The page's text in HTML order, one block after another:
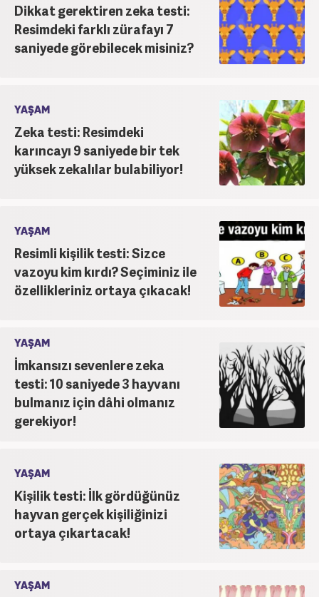
Dikkat gerektiren zeka testi:
Resimdeki farklı zürafayı 7
saniyede görebilecek misiniz?
YAŞAM
Zeka testi: Resimdeki
karıncayı 9 saniyede bir tek
yüksek zekalılar bulabiliyor!
YAŞAM
Resimli kişilik testi: Sizce
vazoyu kim kırdı? Seçiminiz ile
özellikleriniz ortaya çıkacak!
YAŞAM
İmkansızı sevenlere zeka
testi: 10 saniyede 3 hayvanı
bulmanız için dâhi olmanız
gerekiyor!
YAŞAM
Kişilik testi: İlk gördüğünüz
hayvan gerçek kişiliğinizi
ortaya çıkartacak!
YAŞAM